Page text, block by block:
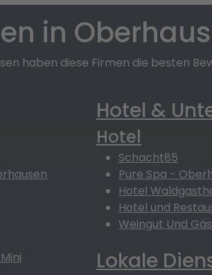
in
haben diese Firmen die besten
Hotel &
Hotel
Schacht85
Pure Spa -
Hotel
Hotel und
Weingut Und
Lokale